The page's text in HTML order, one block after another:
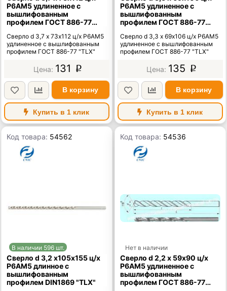
Р6АМ5 удлиненное с
вышлифованным
профилем ГОСТ 886-77
Сверло d 3,7 х 73х112 ц/х Р6АМ5
удлиненное с вышлифованным
профилем ГОСТ 886-77 "TLX"
131 p
В корзину
Купить в 1 клик
Р6АМ5 удлиненное с
вышлифованным
профилем ГОСТ 886-77
Сверло d 3,3 х 69х106 ц/х Р6АМ5
удлиненное с вышлифованным
профилем ГОСТ 886-77 "TLX"
135 p
В корзину
Купить в 1 клик
Код товара: 54562
В наличии 596 шт.
Сверло d 3,2 х105х155 ц/х
Р6АМ5 длинное с
вышлифованным
профилем DIN1869 "TLX"
Код товара: 54536
Нет в наличии
Сверло d 2,2 х 59х90 ц/х
Р6АМ5 удлиненное с
вышлифованным
профилем ГОСТ 886-77